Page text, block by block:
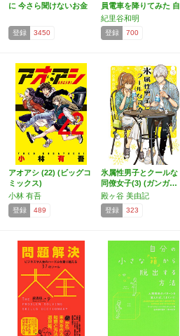
に 今さら聞けないお金
登録 3450
員電車を降りてみた 自
分…
紀里谷和明
登録 700
アオアシ (22) (ビッグコ
ミックス)
小林 有吾
登録 489
氷属性男子とクールな
同僚女子(3) (ガンガ…
殿ヶ谷 美由記
登録 323